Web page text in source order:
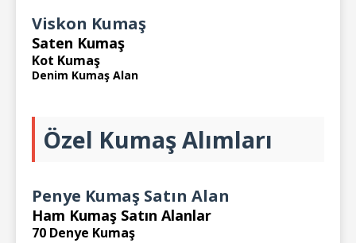
Viskon Kumaş
Saten Kumaş
Kot Kumaş
Denim Kumaş Alan
Özel Kumaş Alımları
Penye Kumaş Satın Alan
Ham Kumaş Satın Alanlar
70 Denye Kumaş